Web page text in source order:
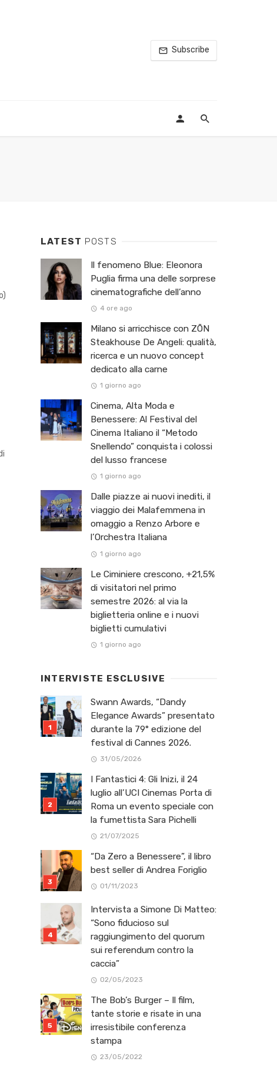
Subscribe
LATEST POSTS
Il fenomeno Blue: Eleonora
Puglia firma una delle sorprese
cinematografiche dell’anno
4 ore ago
Milano si arricchisce con ZŌN
Steakhouse De Angeli: qualità,
ricerca e un nuovo concept
dedicato alla carne
1 giorno ago
Cinema, Alta Moda e
Benessere: Al Festival del
Cinema Italiano il “Metodo
Snellendo” conquista i colossi
del lusso francese
1 giorno ago
Dalle piazze ai nuovi inediti, il
viaggio dei Malafemmena in
omaggio a Renzo Arbore e
l’Orchestra Italiana ​
1 giorno ago
Le Ciminiere crescono, +21,5%
di visitatori nel primo
semestre 2026: al via la
biglietteria online e i nuovi
biglietti cumulativi
1 giorno ago
INTERVISTE ESCLUSIVE
Swann Awards, “Dandy
Elegance Awards” presentato
durante la 79° edizione del
festival di Cannes 2026.
31/05/2026
I Fantastici 4: Gli Inizi, il 24
luglio all’UCI Cinemas Porta di
Roma un evento speciale con
la fumettista Sara Pichelli
21/07/2025
“Da Zero a Benessere”, il libro
best seller di Andrea Foriglio
01/11/2023
Intervista a Simone Di Matteo:
“Sono fiducioso sul
raggiungimento del quorum
sui referendum contro la
caccia”
02/05/2023
The Bob’s Burger – Il film,
tante storie e risate in una
irresistibile conferenza
stampa
23/05/2022